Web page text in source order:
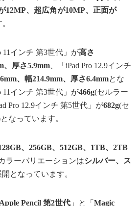
12MP、超広角が10MP、正面が
11インチ 第3世代」が高さ
、厚さ5.9mm 、「iPad Pro 12.9インチ
、幅214.9mm、厚さ6.4mmとな
11インチ 第3世代」が466g(セルラー
Pro 12.9インチ 第5世代」が682g(セ
なっています。
、256GB、512GB、1TB、2TB
ラーバリエーションはシルバー、ス
となっています。
Apple Pencil 第2世代 」と「 Magic